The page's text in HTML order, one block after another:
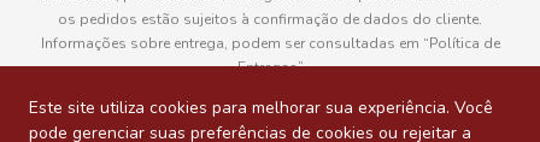
Este site utiliza cookies para melhorar sua experiência. Você
pode gerenciar suas preferências de cookies ou rejeitar a
os pedidos estão sujeitos à confirmação de dados do cliente.
Informações sobre entrega, podem ser consultadas em “Política de
Entregas”